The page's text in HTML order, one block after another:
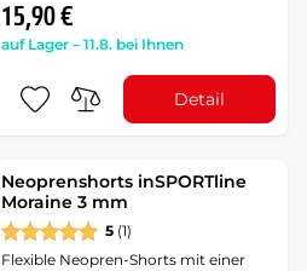
15,90 €
auf Lager – 11.8. bei Ihnen
Detail
Neoprenshorts inSPORTline
Moraine 3 mm
5 (1)
Flexible Neopren-Shorts mit einer